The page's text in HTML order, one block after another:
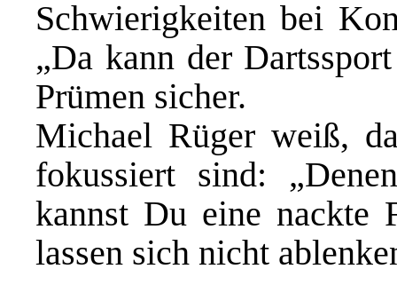
Schwierigkeiten bei
„Da kann der
Prümen sicher.
Michael Rüger weiß,
fokussiert sind:
kannst Du eine nackte
lassen sich nicht